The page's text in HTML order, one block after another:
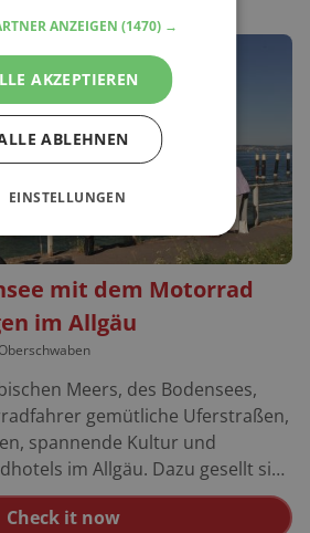
mit dem Motorrad
im Allgäu
Meers, des Bodensees,
gemütliche Uferstraßen,
spannende Kultur und
im Allgäu. Dazu gesellt sich
den Frühling um Wochen
Check it now
ANZEIGEN (1470) →
AKZEPTIEREN
ABLEHNEN
EINSTELLUNGEN